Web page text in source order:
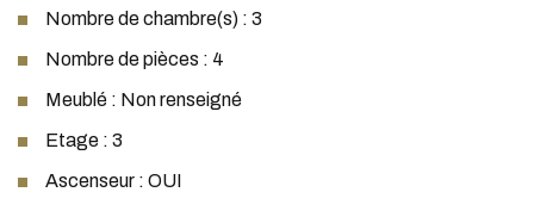
Nombre de chambre(s) : 3
Nombre de pièces : 4
Meublé : Non renseigné
Etage : 3
Ascenseur : OUI